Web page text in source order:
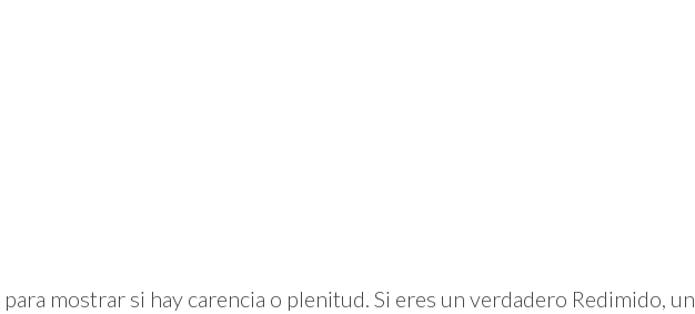
para mostrar si hay carencia o plenitud. Si eres un verdadero Redimido, un